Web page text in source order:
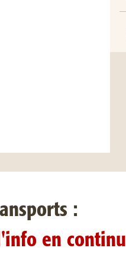
:
en continu